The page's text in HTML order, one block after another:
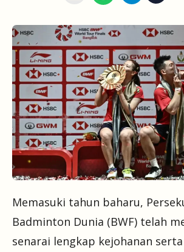
Memasuki tahun baharu,
Badminton Dunia (BWF) telah
senarai lengkap kejohanan